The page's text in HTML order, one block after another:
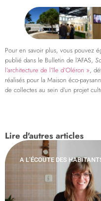
Pour en savoir plus, vous pouvez
publié dans le Bulletin de l’AFAS,
l’architecture de l’île d’Oléron »,
réalisés pour la Maison éco-
de collectes au sein d’un projet
Lire d'autres articles
A L’ÉCOUTE DES